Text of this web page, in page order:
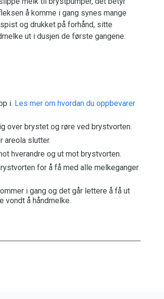
å komme i gang synes mange
og drukket på forhånd, sitte
ut i dusjen de første gangene.
i. Les mer om hvordan du oppbevarer
over brystet og røre ved brystvorten.
areola slutter.
hverandre og ut mot brystvorten.
for å få med alle melkeganger
i gang og det går lettere å få ut
vondt å håndmelke.